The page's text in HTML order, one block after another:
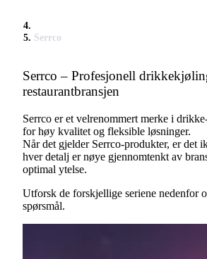
Serrco
Serrco – Profesjonell
restaurantbransjen
Serrco er et velrenommert merke i
for høy kvalitet og fleksible løsninger.
Når det gjelder Serrco-produkter, er det
hver detalj er nøye gjennomtenkt av
optimal ytelse.
Utforsk de forskjellige seriene nedenfor
spørsmål.